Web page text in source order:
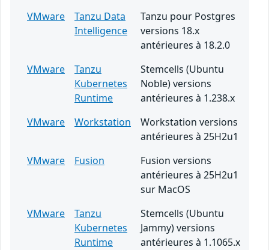
VMware
Tanzu Data
Intelligence
Tanzu pour Postgres
versions 18.x
antérieures à 18.2.0
VMware
Tanzu
Kubernetes
Runtime
Stemcells (Ubuntu
Noble) versions
antérieures à 1.238.x
VMware
Workstation
Workstation versions
antérieures à 25H2u1
VMware
Fusion
Fusion versions
antérieures à 25H2u1
sur MacOS
VMware
Tanzu
Kubernetes
Runtime
Stemcells (Ubuntu
Jammy) versions
antérieures à 1.1065.x